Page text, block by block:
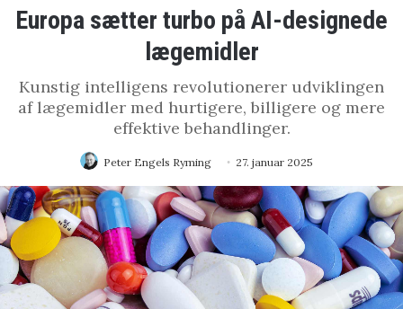
Europa sætter turbo på AI-designede
lægemidler
Kunstig intelligens revolutionerer udviklingen
af lægemidler med hurtigere, billigere og mere
effektive behandlinger.
Peter Engels Ryming 27. januar 2025